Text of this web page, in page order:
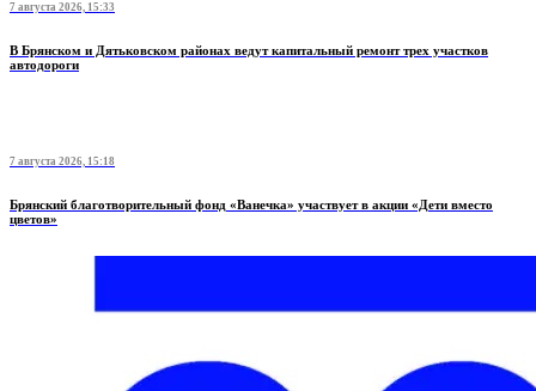
7 августа 2026, 15:33
В Брянском и Дятьковском районах ведут капитальный ремонт трех участков
автодороги
7 августа 2026, 15:18
Брянский благотворительный фонд «Ванечка» участвует в акции «Дети вместо
цветов»